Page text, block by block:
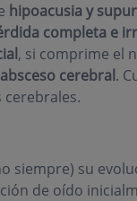
hipoacusia y
completa e
, si comprime el
cerebral.
siempre) su
de oído